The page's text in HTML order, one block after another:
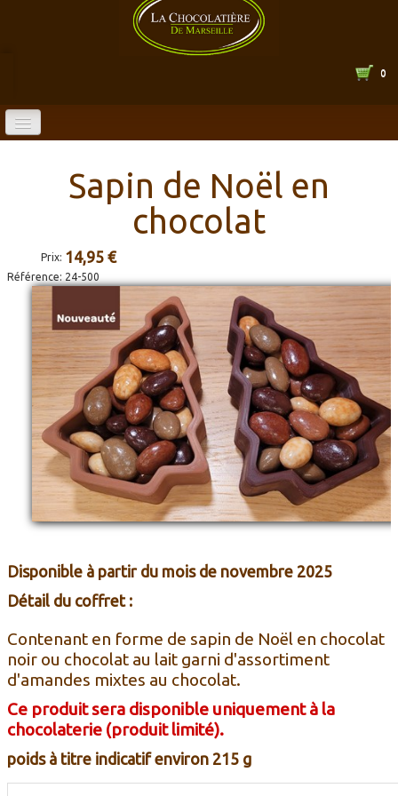
0
BOUTIQUE EN LIGNE
LA CHOCOLATERIE
HORAIRES
CONTACT▼
ENTREPRISE
Sapin de Noël en
chocolat
Prix: 14,95 €
Référence: 24-500
Disponible à partir du mois de novembre 2025
Détail du coffret :
Contenant en forme de sapin de Noël en chocolat
noir ou chocolat au lait garni d'assortiment
d'amandes mixtes au chocolat.
Ce produit sera disponible uniquement à la
chocolaterie (produit limité).
poids à titre indicatif environ 215 g